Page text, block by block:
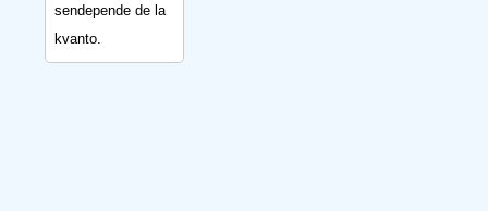
sendepende de la
kvanto.